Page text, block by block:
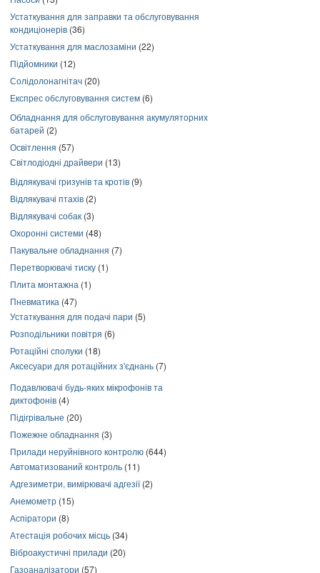
Устаткування для заправки та обслуговування
кондиціонерів (36)
Устаткування для маслозаміни (22)
Підйомники (12)
Солідолонагнітач (20)
Експрес обслуговування систем (6)
Обладнання для обслуговування акумуляторних
батарей (2)
Освітлення (57)
Світлодіодні драйвери (13)
Відлякувачі гризунів та кротів (9)
Відлякувачі птахів (2)
Відлякувачі собак (3)
Охоронні системи (48)
Пакувальне обладнання (7)
Перетворювачі тиску (1)
Плита монтажна (1)
Пневматика (47)
Устаткування для подачі пари (5)
Розподільники повітря (6)
Ротаційні сполуки (18)
Аксесуари для ротаційних з'єднань (7)
Подавлювачі будь-яких мікрофонів та
диктофонів (4)
Підігрівальне (20)
Пожежне обладнання (3)
Прилади неруйнівного контролю (644)
Автоматизований контроль (11)
Адгезиметри, вимірювачі адгезії(2)
Анемометр (15)
Аспіратори (8)
Атестація робочих місць (34)
Віброакустичні прилади (20)
Газоаналізатори (57)